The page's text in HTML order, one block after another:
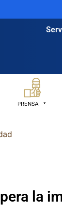
PRENSA
la